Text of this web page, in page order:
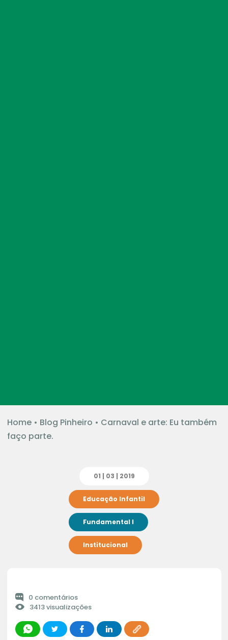
Home• Blog Pinheiro • Carnaval e arte: Eu também
faço parte.
01 | 03 | 2019
Educação Infantil
Fundamental I
Institucional
0 comentários
3413 visualizações